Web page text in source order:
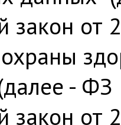
закон от
-
закон от